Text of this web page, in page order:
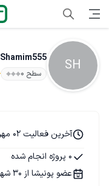
SH
Shamim555
سطح ۰
آخرین فعالیت 02 مهر 1404
0 پروژه انجام شده
عضو پونیشا از 30 شهریور 1404